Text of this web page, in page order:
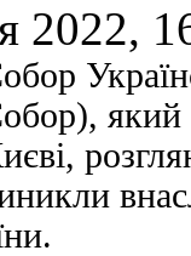
2022,
який